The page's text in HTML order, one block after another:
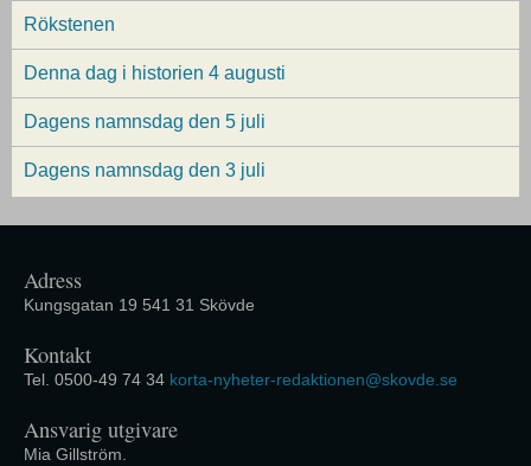
Rökstenen
Denna dag i historien 4 augusti
Dagens namnsdag den 5 juli
Dagens namnsdag den 3 juli
Adress
Kungsgatan 19 541 31 Skövde
Kontakt
Tel. 0500-49 74 34 korta-nyheter-redaktionen@skovde.se
Ansvarig utgivare
Mia Gillström.